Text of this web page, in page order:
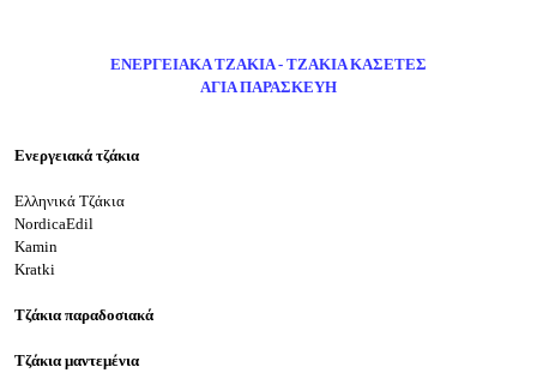
ΕΝΕΡΓΕΙΑΚΑ ΤΖΑΚΙΑ - ΤΖΑΚΙΑ ΚΑΣΕΤΕΣ
ΑΓΙΑ ΠΑΡΑΣΚΕΥΗ
Ενεργειακά τζάκια
Ελληνικά Τζάκια
NordicaEdil
Kamin
Kratki
Τζάκια παραδοσιακά
Τζάκια μαντεμένια